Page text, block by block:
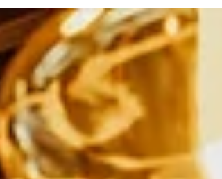
tempo real. Mas o melhor de tudo é que
com uma ação especial neste período de Copa
do Mundo. Ao comprar nas Lojas Aluita, você
tem três chances de chute a gol para g